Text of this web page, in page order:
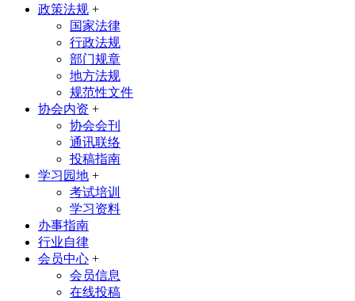
政策法规 +
国家法律
行政法规
部门规章
地方法规
规范性文件
协会内资 +
协会会刊
通讯联络
投稿指南
学习园地 +
考试培训
学习资料
办事指南
行业自律
会员中心 +
会员信息
在线投稿